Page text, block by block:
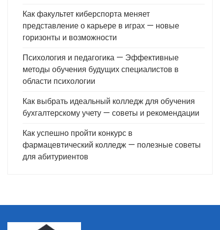
Как факультет киберспорта меняет
представление о карьере в играх — новые
горизонты и возможности
Психология и педагогика — Эффективные
методы обучения будущих специалистов в
области психологии
Как выбрать идеальный колледж для обучения
бухгалтерскому учету — советы и рекомендации
Как успешно пройти конкурс в
фармацевтический колледж — полезные советы
для абитуриентов